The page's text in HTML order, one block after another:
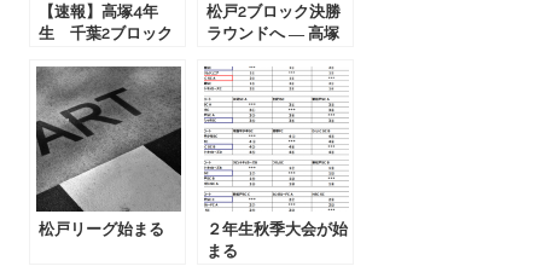
【速報】高塚4年
生 千葉2ブロック
を決めました！
松戸2ブロック決勝
ラウンドへ ― 高塚
松戸リーグ始まる
２年生秋季大会が始
まる